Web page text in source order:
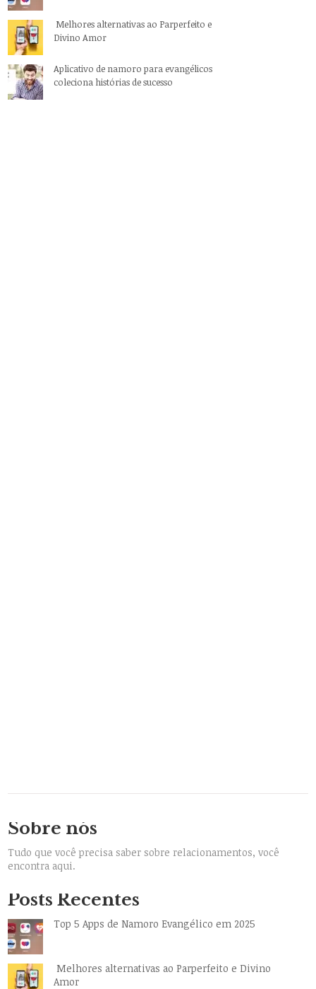
Melhores alternativas ao Parperfeito e
Divino Amor
Aplicativo de namoro para evangélicos
coleciona histórias de sucesso
Sobre nós
Tudo que você precisa saber sobre relacionamentos, você
encontra aqui.
Posts Recentes
Top 5 Apps de Namoro Evangélico em 2025
Melhores alternativas ao Parperfeito e Divino
Amor